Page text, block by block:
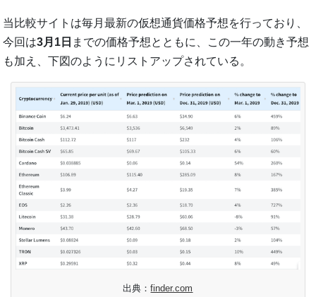
当比較サイトは毎月最新の仮想通貨価格予想を行っており、
今回は3月1日 までの価格予想とともに、この一年の動き予想
も加え、下図のようにリストアップされている。
出典：finder.com